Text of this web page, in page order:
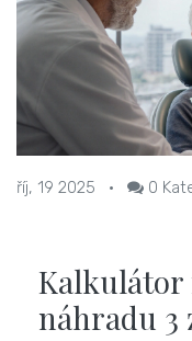
říj, 19 2025 • 0
Kalkulátor
náhradu 3